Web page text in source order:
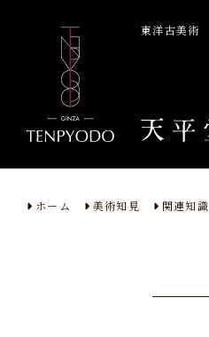
東洋古美術
ホーム 美術知見 関連知識